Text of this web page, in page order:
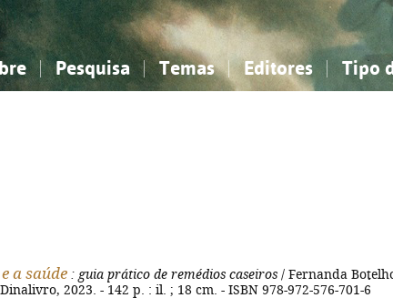
Pesquisa Temas
sociais...
Editores Tipo
sociais...
a saúde : guia prático de remédios caseiros / Fernanda
2023. - 142 p. : il. ; 18 cm. - ISBN 978-972-576-701-6